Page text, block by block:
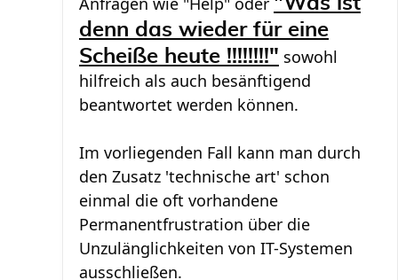
denn das wieder für eine
Scheiße heute !!!!!!!!" sowohl
hilfreich als auch besänftigend
beantwortet werden können.
Im vorliegenden Fall kann man durch
den Zusatz 'technische art' schon
einmal die oft vorhandene
Permanentfrustration über die
Unzulänglichkeiten von IT-Systemen
ausschließen.